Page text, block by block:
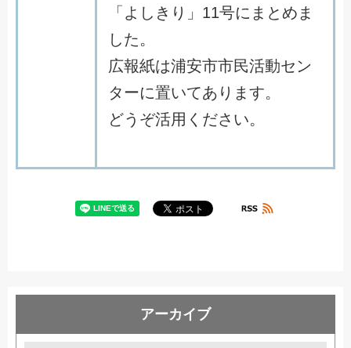
「 よ し き り 」 11号に ま と め ま
した。
広報紙は浦安市市民活動セン
ターに置いてあ り ま す。
どう ぞ活用 く ださ い。
アーカイブ